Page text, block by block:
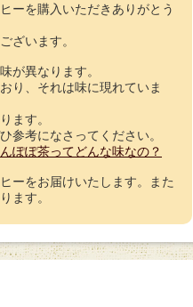
ーを購入いただきありがとう
ざいます。
が異なります。
り、それは味に現れていま
ます。
参考になさってください。
ぽぽ茶ってどんな味なの？
ーをお届けいたします。また
ます。